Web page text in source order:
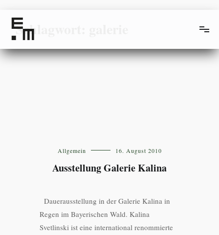
Inhalt
Tischmanufaktur Elisabeth Müller
Schlagwort: galerie
Allgemein 16. August 2010
Ausstellung Galerie Kalina
Dauerausstellung in der Galerie Kalina in
Regen im Bayerischen Wald. Kalina
Svetlinski ist eine international renommierte